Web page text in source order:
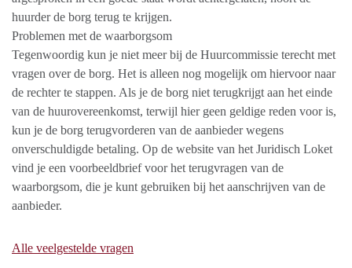
huurder de borg terug te krijgen.
Problemen met de waarborgsom
Tegenwoordig kun je niet meer bij de Huurcommissie terecht met
vragen over de borg. Het is alleen nog mogelijk om hiervoor naar
de rechter te stappen. Als je de borg niet terugkrijgt aan het einde
van de huurovereenkomst, terwijl hier geen geldige reden voor is,
kun je de borg terugvorderen van de aanbieder wegens
onverschuldigde betaling. Op de website van het Juridisch Loket
vind je een voorbeeldbrief voor het terugvragen van de
waarborgsom, die je kunt gebruiken bij het aanschrijven van de
aanbieder.
Alle veelgestelde vragen